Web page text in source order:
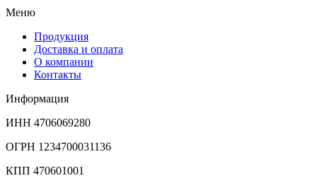
Меню
Продукция
Доставка и оплата
О компании
Контакты
Информация
ИНН 4706069280
ОГРН 1234700031136
КПП 470601001